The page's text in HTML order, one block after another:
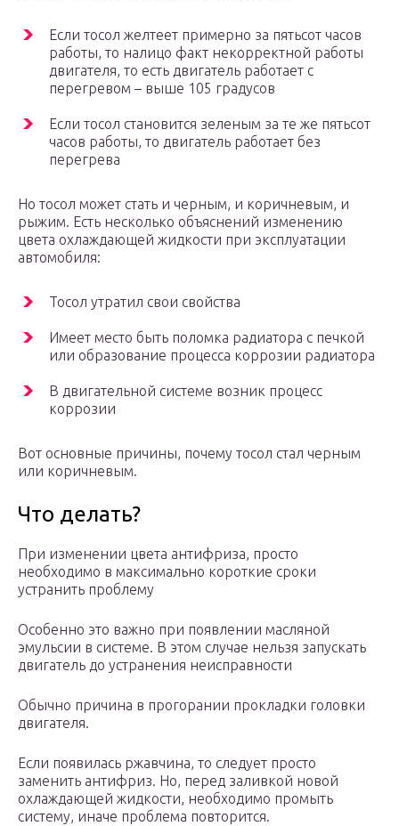
Если тосол желтеет примерно за пятьсот часов
работы, то налицо факт некорректной работы
двигателя, то есть двигатель работает с
перегревом – выше 105 градусов
Если тосол становится зеленым за те же пятьсот
часов работы, то двигатель работает без
перегрева
Но тосол может стать и черным, и коричневым, и
рыжим. Есть несколько объяснений изменению
цвета охлаждающей жидкости при эксплуатации
автомобиля:
Тосол утратил свои свойства
Имеет место быть поломка радиатора с печкой
или образование процесса коррозии радиатора
В двигательной системе возник процесс
коррозии
Вот основные причины, почему тосол стал черным
или коричневым.
Что делать?
При изменении цвета антифриза, просто
необходимо в максимально короткие сроки
устранить проблему
Особенно это важно при появлении масляной
эмульсии в системе. В этом случае нельзя запускать
двигатель до устранения неисправности
Обычно причина в прогорании прокладки головки
двигателя.
Если появилась ржавчина, то следует просто
заменить антифриз. Но, перед заливкой новой
охлаждающей жидкости, необходимо промыть
систему, иначе проблема повторится.